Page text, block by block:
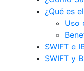
¿Qué es
Uso
SWIFT e
SWIFT y